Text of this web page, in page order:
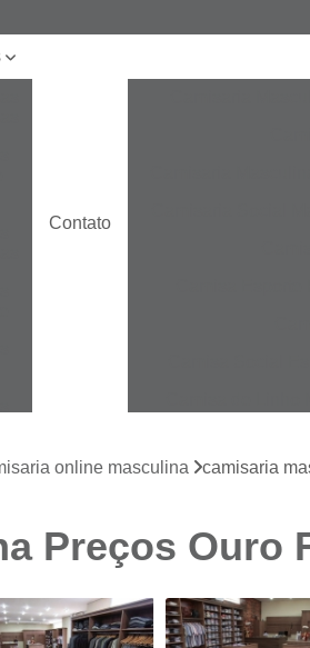
Contato
Camisa
Camisa Branca
Camisa
online masculina camisaria
Preços Ouro